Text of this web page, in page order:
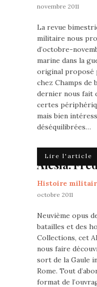
novembre 2011
La revue
militaire nous
d’octobre-
marine dans la
original proposé
chez Champs de
dernier nous fait
certes
mais bien
déséquilibrées…
Lire l'article
Alésia.
Histoire
octobre 2011
Neuvième opus
batailles et des
Collections, cet
nous faire
sort de la Gaule
Rome. Tout
format de